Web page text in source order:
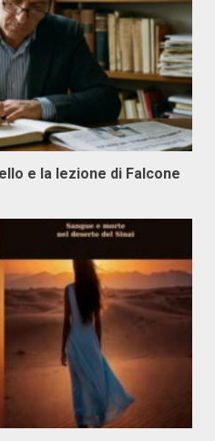
e la lezione di Falcone